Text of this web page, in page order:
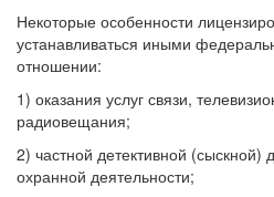
Некоторые особенности
устанавливаться иными
отношении:
1) оказания услуг связи,
радиовещания;
2) частной детективной (сыскной)
охранной деятельности;